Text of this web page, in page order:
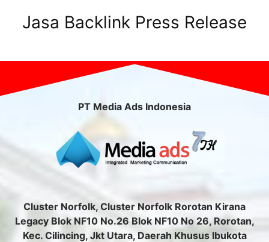
Jasa Backlink Press Release
PT Media Ads Indonesia
Cluster Norfolk, Cluster Norfolk Rorotan Kirana
Legacy Blok NF10 No.26 Blok NF10 No 26, Rorotan,
Kec. Cilincing, Jkt Utara, Daerah Khusus Ibukota